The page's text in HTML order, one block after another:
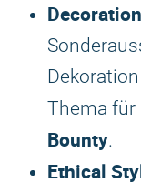
Thema für
Bounty.
Ethical